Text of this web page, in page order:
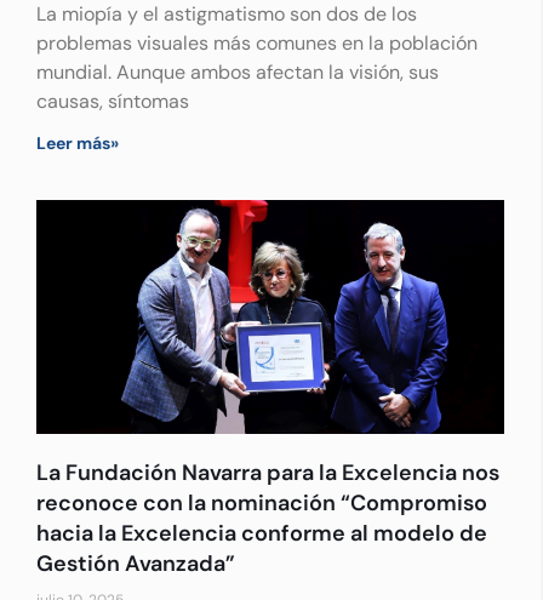
La miopía y el astigmatismo son dos de los
problemas visuales más comunes en la población
mundial. Aunque ambos afectan la visión, sus
causas, síntomas
Leer más»
La Fundación Navarra para la Excelencia nos
reconoce con la nominación “Compromiso
hacia la Excelencia conforme al modelo de
Gestión Avanzada”